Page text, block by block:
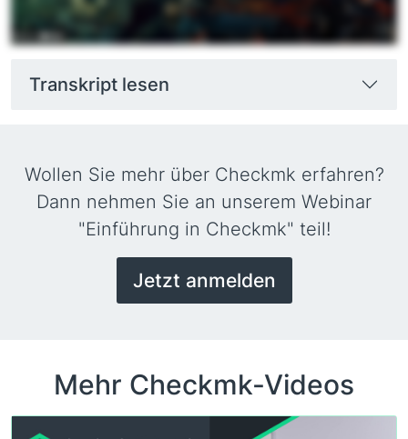
Transkript lesen
Wollen Sie mehr über Checkmk erfahren?
Dann nehmen Sie an unserem Webinar
"Einführung in Checkmk" teil!
Jetzt anmelden
Mehr Checkmk-Videos